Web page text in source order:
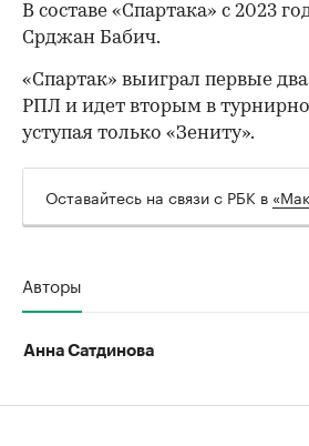
В составе «Спартака» с 2023
Срджан Бабич.
«Спартак» выиграл первые
РПЛ и идет вторым в
уступая только «Зениту».
Оставайтесь на связи с РБК в
Авторы
Анна Сатдинова